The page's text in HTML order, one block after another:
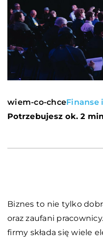
wiem-co-chceFinanse
Potrzebujesz ok. 2
Biznes to nie tylko
oraz zaufani
firmy składa się wiele